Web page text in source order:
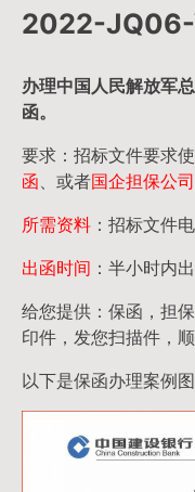
2022-
办理中国人民解放军
函。
要求：招标文件要求
函 、或者国企担保公
所需资料 ：招标文件
出函时间 ：半小时内
给您提供：保函，担
印件，发您扫描件，
以下是保函办理案例图